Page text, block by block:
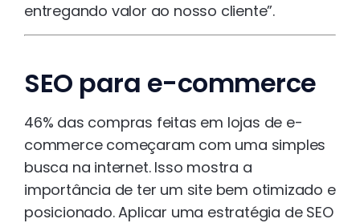
entregando valor ao nosso cliente”.
SEO para e-commerce
46% das compras feitas em lojas de e-
commerce começaram com uma simples
busca na internet. Isso mostra a
importância de ter um site bem otimizado e
posicionado. Aplicar uma estratégia de SEO